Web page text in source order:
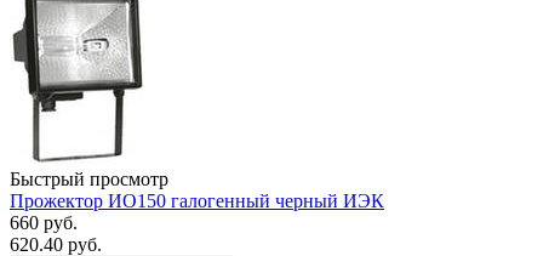
Быстрый просмотр
Прожектор ИО150 галогенный черный ИЭК
660 руб.
620.40 руб.